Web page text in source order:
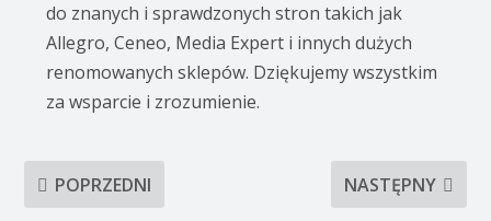
do znanych i sprawdzonych stron takich jak
Allegro, Ceneo, Media Expert i innych dużych
renomowanych sklepów. Dziękujemy wszystkim
za wsparcie i zrozumienie.
POPRZEDNI NASTĘPNY